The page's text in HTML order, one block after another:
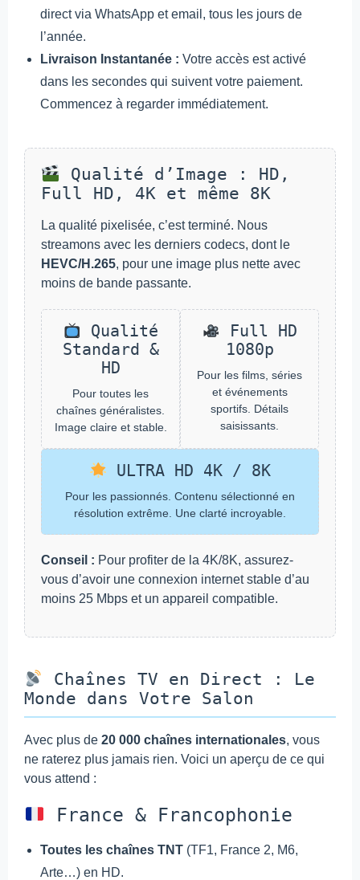
direct via WhatsApp et email, tous les jours de
l’année.
Livraison Instantanée : Votre accès est activé
dans les secondes qui suivent votre paiement.
Commencez à regarder immédiatement.
Qualité d’Image : HD,
Full HD, 4K et même 8K
La qualité pixelisée, c’est terminé. Nous
streamons avec les derniers codecs, dont le
HEVC/H.265, pour une image plus nette avec
moins de bande passante.
Qualité
Standard &
HD
Pour toutes les
chaînes généralistes.
Image claire et stable.
Full HD
1080p
Pour les films, séries
et événements
sportifs. Détails
saisissants.
ULTRA HD 4K / 8K
Pour les passionnés. Contenu sélectionné en
résolution extrême. Une clarté incroyable.
Conseil : Pour profiter de la 4K/8K, assurez-
vous d’avoir une connexion internet stable d’au
moins 25 Mbps et un appareil compatible.
Chaînes TV en Direct : Le
Monde dans Votre Salon
Avec plus de 20 000 chaînes internationales, vous
ne raterez plus jamais rien. Voici un aperçu de ce qui
vous attend :
France & Francophonie
Toutes les chaînes TNT (TF1, France 2, M6,
Arte…) en HD.